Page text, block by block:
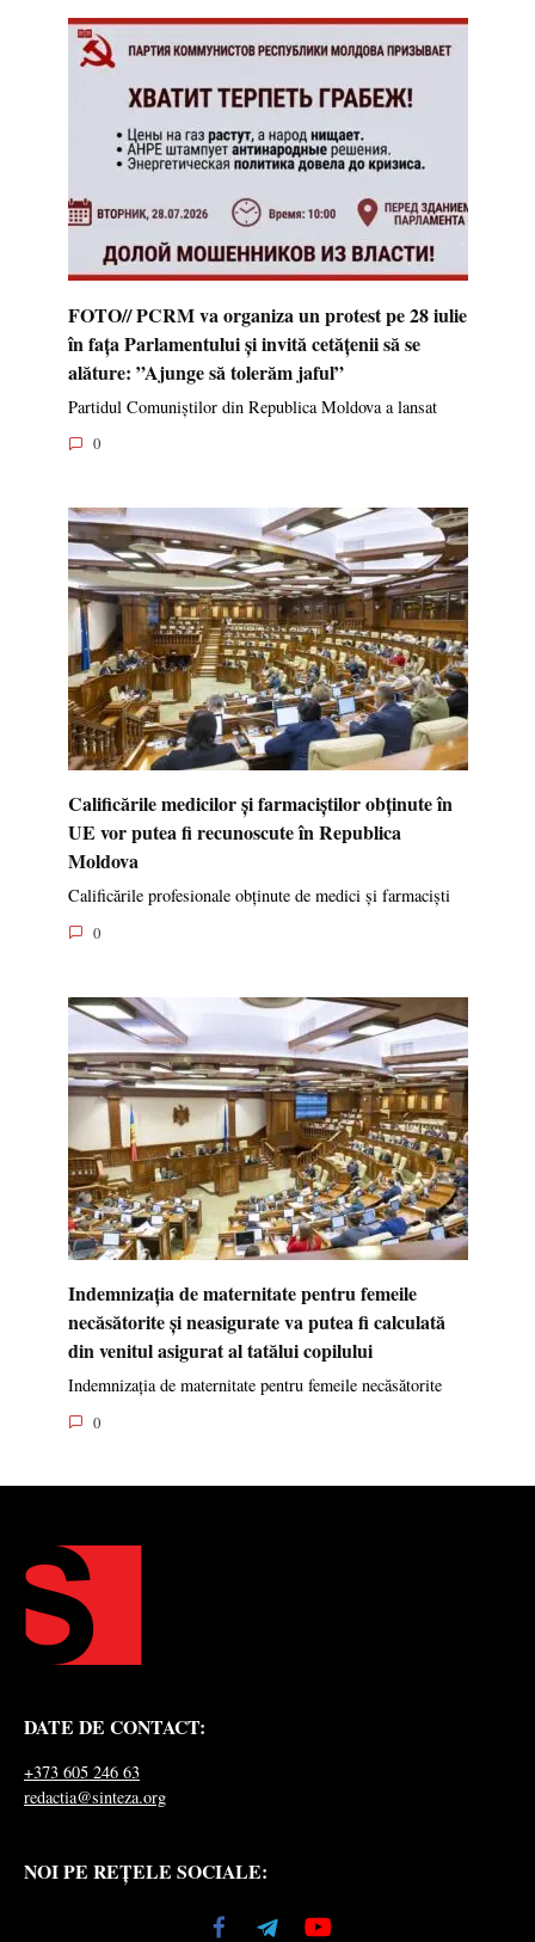
FOTO// PCRM va organiza un protest pe 28 iulie
în fața Parlamentului și invită cetățenii să se
alăture: ”Ajunge să tolerăm jaful”
Partidul Comuniștilor din Republica Moldova a lansat
0
Calificările medicilor și farmaciștilor obținute în
UE vor putea fi recunoscute în Republica
Moldova
Calificările profesionale obținute de medici și farmaciști
0
Indemnizația de maternitate pentru femeile
necăsătorite și neasigurate va putea fi calculată
din venitul asigurat al tatălui copilului
Indemnizația de maternitate pentru femeile necăsătorite
0
DATE DE CONTACT:
+373 605 246 63
redactia@sinteza.org
NOI PE REȚELE SOCIALE: